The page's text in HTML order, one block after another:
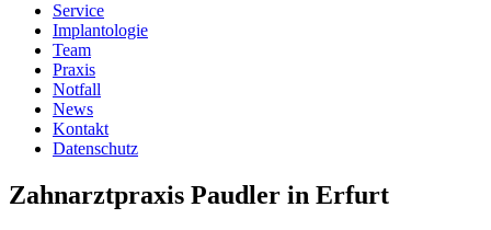
Service
Implantologie
Team
Praxis
Notfall
News
Kontakt
Datenschutz
Zahnarztpraxis Paudler in Erfurt